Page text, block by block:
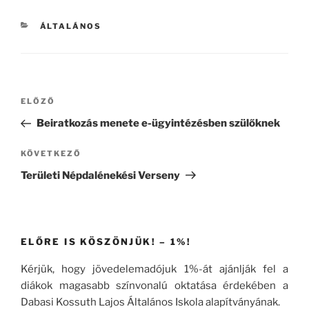
KATEGÓRIÁK
ÁLTALÁNOS
Bejegyzés
Korábbi
bejegyzés
ELŐZŐ
Beiratkozás menete e-ügyintézésben szülőknek
Következő
bejegyzés
KÖVETKEZŐ
Területi Népdalénekési Verseny
ELŐRE IS KÖSZÖNJÜK! – 1%!
Kérjük, hogy jövedelemadójuk 1%-át ajánlják fel a
diákok magasabb színvonalú oktatása érdekében a
Dabasi Kossuth Lajos Általános Iskola alapítványának.